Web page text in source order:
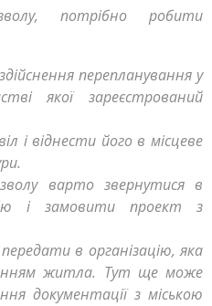
потрібно робити
перепланування у
якої зареєстрований
і віднести його в місцеве
варто звернутися в
і замовити проект з
в організацію, яка
житла. Тут ще може
документації з міською